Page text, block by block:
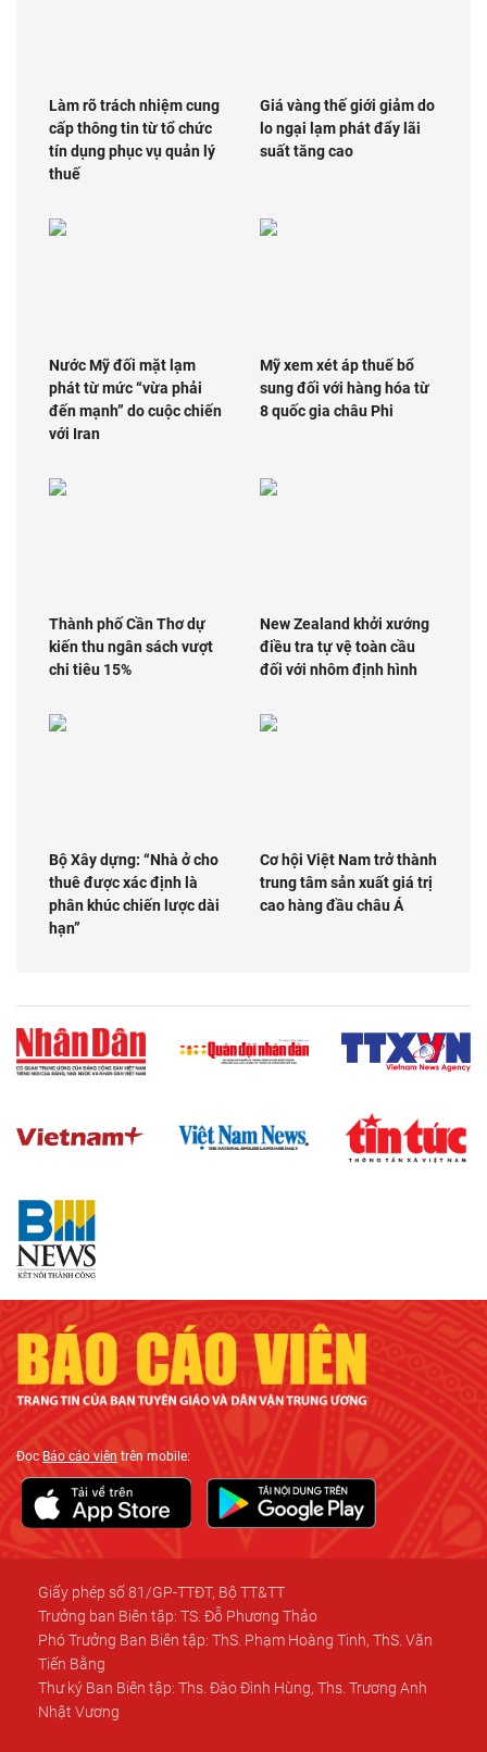
Làm rõ trách nhiệm cung
cấp thông tin từ tổ chức
tín dụng phục vụ quản lý
thuế
Giá vàng thế giới giảm do
lo ngại lạm phát đẩy lãi
suất tăng cao
Nước Mỹ đối mặt lạm
phát từ mức “vừa phải
đến mạnh” do cuộc chiến
với Iran
Mỹ xem xét áp thuế bổ
sung đối với hàng hóa từ
8 quốc gia châu Phi
Thành phố Cần Thơ dự
kiến thu ngân sách vượt
chi tiêu 15%
New Zealand khởi xướng
điều tra tự vệ toàn cầu
đối với nhôm định hình
Bộ Xây dựng: “Nhà ở cho
thuê được xác định là
phân khúc chiến lược dài
hạn”
Cơ hội Việt Nam trở thành
trung tâm sản xuất giá trị
cao hàng đầu châu Á
ĐọcBáo cáo viên trên mobile:
Giấy phép số 81/GP-TTĐT, Bộ TT&TT
Trưởng ban Biên tập: TS. Đỗ Phương Thảo
Phó Trưởng Ban Biên tập: ThS. Phạm Hoàng Tinh, ThS. Văn
Tiến Bằng
Thư ký Ban Biên tập: Ths. Đào Đình Hùng, Ths. Trương Anh
Nhật Vương